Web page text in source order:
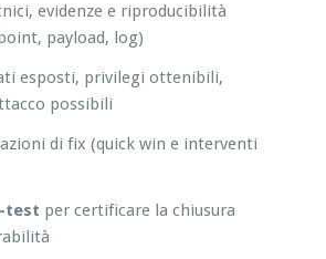
evidenze e riproducibilità
payload, log)
esposti, privilegi ottenibili,
possibili
di fix (quick win e interventi
test per certificare la chiusura